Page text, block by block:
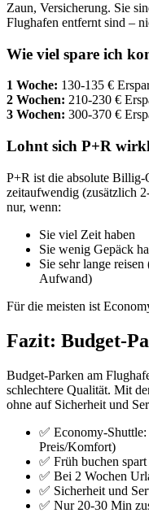
Zaun, Versicherung. Sie
Flughafen entfernt sind –
Wie viel spare ich
1 Woche: 130-135 €
2 Wochen: 210-230 €
3 Wochen: 300-370 €
Lohnt sich P+R
P+R ist die absolute Billig-
zeitaufwendig (zusätzlich
nur, wenn:
Sie viel Zeit haben
Sie wenig Gepäck
Sie sehr lange
Aufwand)
Für die meisten ist
Fazit: Budget-
Budget-Parken am
schlechtere Qualität. Mit
ohne auf Sicherheit und
✅ Economy-
Preis/Komfort)
✅ Früh buchen
✅ Bei 2 Wochen
✅ Sicherheit und
✅ Nur 20-30 Min